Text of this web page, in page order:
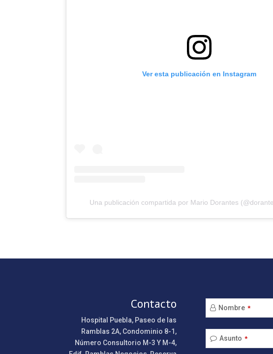
Ver esta publicación en Instagram
Una publicación compartida por Mario Dorantes
Contacto
Hospital Puebla, Paseo de las
Ramblas 2A, Condominio 8-1,
Número Consultorio M-3 Y M-4,
Nombre *
Asunto *